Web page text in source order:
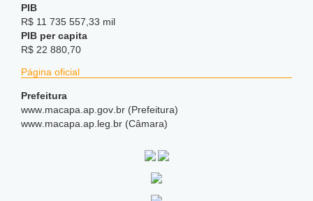
PIB
R$ 11 735 557,33 mil
PIB per capita
R$ 22 880,70
Página oficial
Prefeitura
www .macapa .ap .gov .br (Prefeitura)
www .macapa .ap .leg .br (Câmara)